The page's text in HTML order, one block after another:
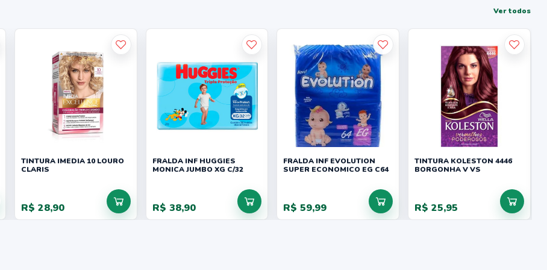
Ver todos
TINTURA IMEDIA 10 LOURO
CLARIS
R$ 28,90
FRALDA INF HUGGIES
MONICA JUMBO XG C/32
R$ 38,90
FRALDA INF EVOLUTION
SUPER ECONOMICO EG C64
R$ 59,99
TINTURA KOLESTON 4446
BORGONHA V VS
R$ 25,95